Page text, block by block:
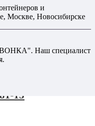
и
Москве, Новосибирске
Наш специалист
15